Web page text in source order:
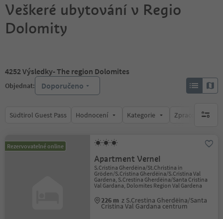
Veškeré ubytování v Regio
Dolomity
4252Výsledky- The region Dolomites
Objednat: Doporučeno
Südtirol Guest Pass Hodnocení Kategorie Zpracovávábrak
Rezervovatelné online
Apartment Vernel
S.Cristina Gherdëina/St.Christina in
Gröden/S.Cristina Gherdëina/S.Cristina Val
Gardena, S.Crestina Gherdëina/Santa Cristina
Val Gardana, Dolomites Region Val Gardena
226 m z S.Crestina Gherdëina/Santa
Cristina Val Gardana centrum